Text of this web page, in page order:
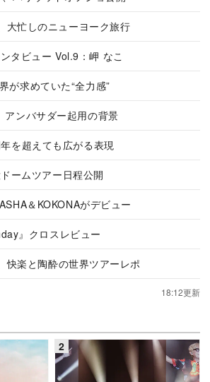
大忙しのニューヨーク旅行
タビュー Vol.9：岬 なこ
が求めていた“全力感”
アンバサダー起用の背景
を超えても広がる表現
ームツアー日程公開
＆KOKONAがデビュー
』クロスレビュー
快楽と陶酔の世界ツアーレポ
18:12更新